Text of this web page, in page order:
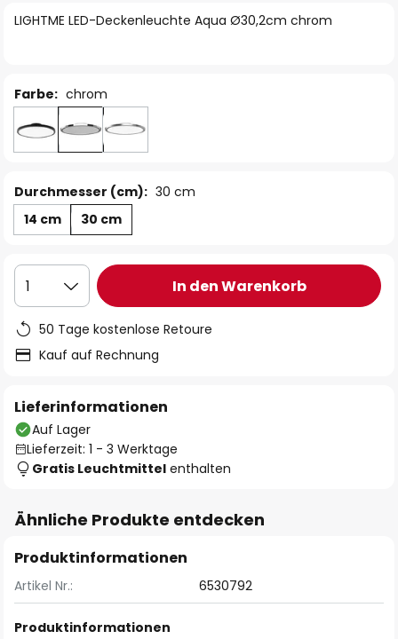
LIGHTME LED-Deckenleuchte Aqua Ø30,2cm chrom
Farbe: chrom
Durchmesser (cm): 30 cm
14 cm
30 cm
1 In den Warenkorb
50 Tage kostenlose Retoure
Kauf auf Rechnung
Lieferinformationen
Auf Lager
Lieferzeit: 1 - 3 Werktage
Gratis Leuchtmittel enthalten
Ähnliche Produkte entdecken
Produktinformationen
Artikel Nr.: 6530792
Produktinformationen